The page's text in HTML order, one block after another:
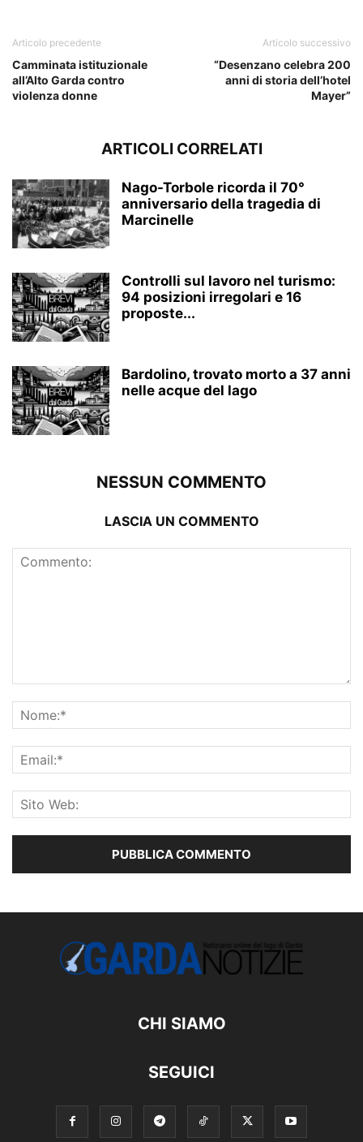
Articolo precedente
Camminata istituzionale
all’Alto Garda contro
violenza donne
Articolo successivo
“Desenzano celebra 200
anni di storia dell’hotel
Mayer”
ARTICOLI CORRELATI
Nago-Torbole ricorda il 70°
anniversario della tragedia di
Marcinelle
Controlli sul lavoro nel turismo:
94 posizioni irregolari e 16
proposte...
Bardolino, trovato morto a 37 anni
nelle acque del lago
NESSUN COMMENTO
LASCIA UN COMMENTO
CHI SIAMO
SEGUICI